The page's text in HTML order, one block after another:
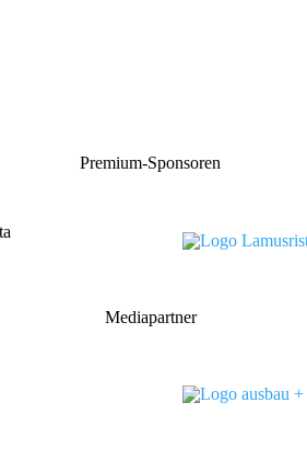
Premium-Sponsoren
Mediapartner